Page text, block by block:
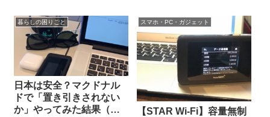
暮らしの困りごと
日本は安全？マクドナル
ドで「置き引きされない
か」やってみた結果（※
スマホ・PC・ガジェット
【STAR Wi-Fi】容量無制